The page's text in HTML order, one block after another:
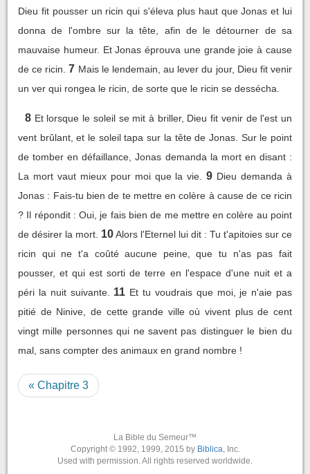
Dieu fit pousser un ricin qui s'éleva plus haut que Jonas et lui
donna de l'ombre sur la tête, afin de le détourner de sa
mauvaise humeur. Et Jonas éprouva une grande joie à cause
de ce ricin. 7 Mais le lendemain, au lever du jour, Dieu fit venir
un ver qui rongea le ricin, de sorte que le ricin se dessécha.
8 Et lorsque le soleil se mit à briller, Dieu fit venir de l'est un
vent brûlant, et le soleil tapa sur la tête de Jonas. Sur le point
de tomber en défaillance, Jonas demanda la mort en disant :
La mort vaut mieux pour moi que la vie.
9 Dieu demanda à
Jonas : Fais-tu bien de te mettre en colère à cause de ce ricin
? Il répondit : Oui, je fais bien de me mettre en colère au point
de désirer la mort. 10Alors l'Eternel lui dit : Tu t'apitoies sur ce
ricin qui ne t'a coûté aucune peine, que tu n'as pas fait
pousser, et qui est sorti de terre en l'espace d'une nuit et a
péri la nuit suivante.
11 Et tu voudrais que moi, je n'aie pas
pitié de Ninive, de cette grande ville où vivent plus de cent
vingt mille personnes qui ne savent pas distinguer le bien du
mal, sans compter des animaux en grand nombre !
« Chapitre 3
La Bible du Semeur™
Copyright © 1992, 1999, 2015 by Biblica, Inc.
Used with permission. All rights reserved worldwide.